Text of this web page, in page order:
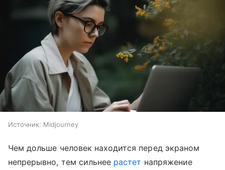
Источник: Midjourney
Чем дольше человек находится перед экраном
непрерывно, тем сильнее растет напряжение